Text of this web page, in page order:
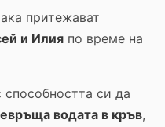
притежават
и Илия по време на
способността си да
водата в кръв,